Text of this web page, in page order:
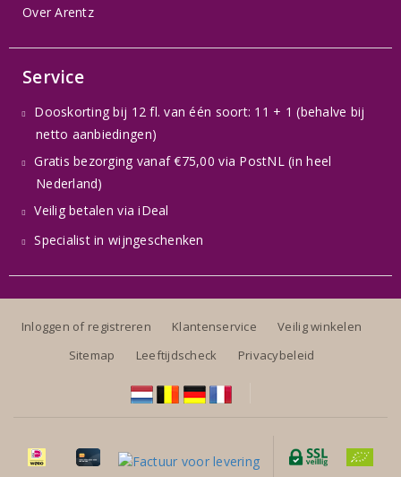
Over Arentz
Service
Dooskorting bij 12 fl. van één soort: 11 + 1 (behalve bij
netto aanbiedingen)
Gratis bezorging vanaf €75,00 via PostNL (in heel
Nederland)
Veilig betalen via iDeal
Specialist in wijngeschenken
Inloggen of registreren Klantenservice
Veilig winkelen
Sitemap
Leeftijdscheck Privacybeleid